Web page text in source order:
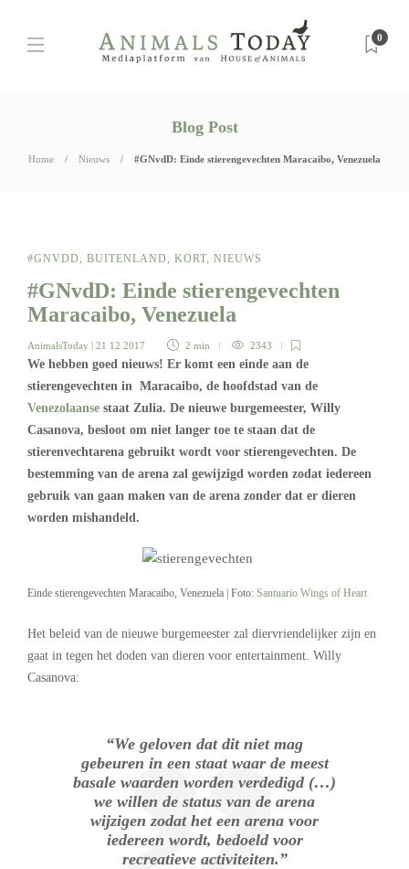
0
Blog Post
Home Nieuws #GNvdD: Einde stierengevechten Maracaibo, Venezuela
#GNVDD, BUITENLAND, KORT, NIEUWS
#GNvdD: Einde stierengevechten
Maracaibo, Venezuela
AnimalsToday | 21 12 2017 2 min 2343
We hebben goed nieuws! Er komt een einde aan de
stierengevechten in Maracaibo, de hoofdstad van de
Venezolaanse staat Zulia. De nieuwe burgemeester, Willy
Casanova, besloot om niet langer toe te staan dat de
stierenvechtarena gebruikt wordt voor stierengevechten. De
bestemming van de arena zal gewijzigd worden zodat iedereen
gebruik van gaan maken van de arena zonder dat er dieren
worden mishandeld.
Einde stierengevechten Maracaibo, Venezuela | Foto: Santuario Wings of Heart
Het beleid van de nieuwe burgemeester zal diervriendelijker zijn en
gaat in tegen het doden van dieren voor entertainment. Willy
Casanova:
“We geloven dat dit niet mag
gebeuren in een staat waar de meest
basale waarden worden verdedigd (…)
we willen de status van de arena
wijzigen zodat het een arena voor
iedereen wordt, bedoeld voor
recreatieve activiteiten.”